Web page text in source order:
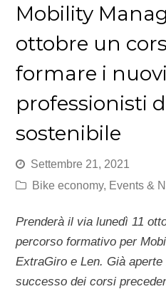
Mobility
ottobre un
formare i nuovi
professionisti
sostenibile
Settembre 21, 2021
Bike economy, Events &
Prenderà il via lunedì 11
percorso formativo per
ExtraGiro e Len. Già
successo dei corsi